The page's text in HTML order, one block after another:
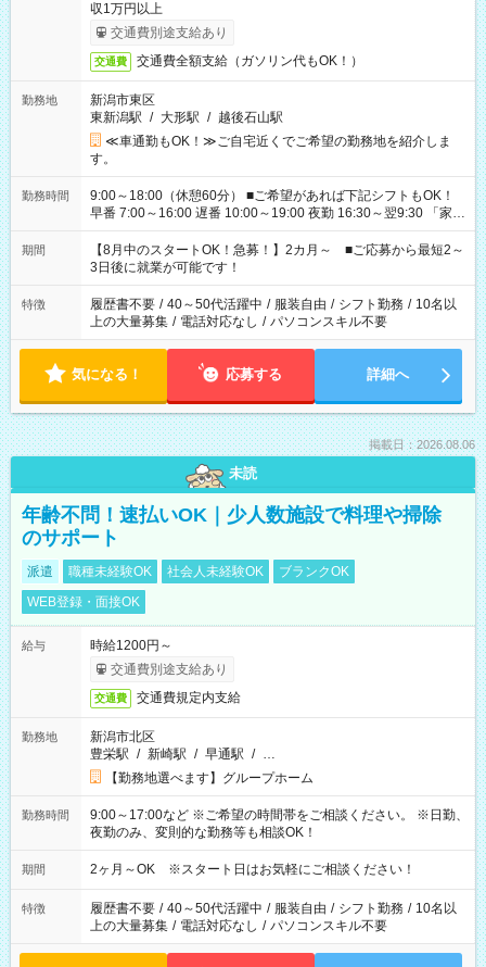
収1万円以上
交通費別途支給あり
交通費 交通費全額支給（ガソリン代もOK！）
勤務地
新潟市東区
東新潟駅 / 大形駅 / 越後石山駅
≪車通勤もOK！≫ご自宅近くでご希望の勤務地を紹介しま
す。
勤務時間
9:00～18:00（休憩60分） ■ご希望があれば下記シフトもOK！
早番 7:00～16:00 遅番 10:00～19:00 夜勤 16:30～翌9:30 「家族
と休みを合わせたい」 「余裕を持って夕飯の準備がしたい」
「できれば残業はしたくない」 など、ご希望を教えてください
ね。 ※Wワーク希望の方へ 今ご覧のお仕事で希望する勤務時間
と、もう1つのお仕事の勤務時間。 合計で週40時間を超える場
合は応募できません。
期間
【8月中のスタートOK！急募！】2カ月～ ■ご応募から最短2～
3日後に就業が可能です！
特徴 履歴書不要 / 40～50代活躍中 / 服装自由 / シフト勤務 / 10名以
上の大量募集 / 電話対応なし / パソコンスキル不要
気になる！ 応募する 詳細へ
掲載日：2026.08.06
未読
年齢不問！速払いOK｜少人数施設で料理や掃除
のサポート
派遣 職種未経験OK 社会人未経験OK
ブランクOK
WEB登録・面接OK
給与
時給1200円～
交通費別途支給あり
交通費 交通費規定内支給
勤務地
新潟市北区
豊栄駅 / 新崎駅 / 早通駅 / …
【勤務地選べます】グループホーム
勤務時間
9:00～17:00など ※ご希望の時間帯をご相談ください。 ※日勤、
夜勤のみ、変則的な勤務等も相談OK！
期間 2ヶ月～OK ※スタート日はお気軽にご相談ください！
特徴 履歴書不要 / 40～50代活躍中 / 服装自由 / シフト勤務 / 10名以
上の大量募集 / 電話対応なし / パソコンスキル不要